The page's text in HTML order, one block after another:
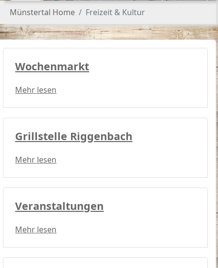
Sie sind hier:
Münstertal Home Freizeit & Kultur
Wochenmarkt
Mehr lesen
Grillstelle Riggenbach
Mehr lesen
Veranstaltungen
Mehr lesen